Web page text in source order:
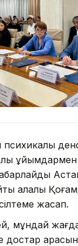
психикалық
ұйымдармен
қалалық
жасап.
мұндай
достар